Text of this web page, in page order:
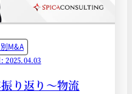
M&A
2025.04.03
り返り～物流